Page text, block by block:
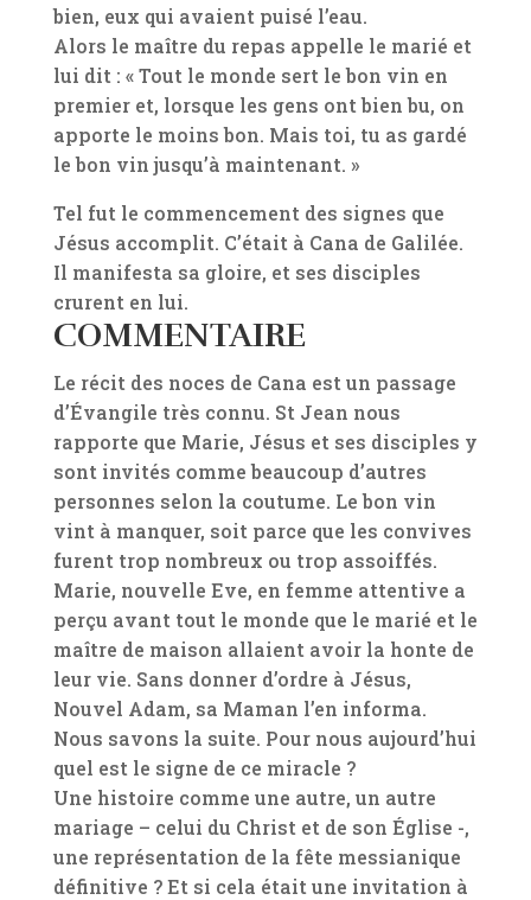
bien, eux qui avaient puisé l’eau.
Alors le maître du repas appelle le marié et
lui dit : « Tout le monde sert le bon vin en
premier et, lorsque les gens ont bien bu, on
apporte le moins bon. Mais toi, tu as gardé
le bon vin jusqu’à maintenant. »
Tel fut le commencement des signes que
Jésus accomplit. C’était à Cana de Galilée.
Il manifesta sa gloire, et ses disciples
crurent en lui.
COMMENTAIRE
Le récit des noces de Cana est un passage
d’Évangile très connu. St Jean nous
rapporte que Marie, Jésus et ses disciples y
sont invités comme beaucoup d’autres
personnes selon la coutume. Le bon vin
vint à manquer, soit parce que les convives
furent trop nombreux ou trop assoiffés.
Marie, nouvelle Eve, en femme attentive a
perçu avant tout le monde que le marié et le
maître de maison allaient avoir la honte de
leur vie. Sans donner d’ordre à Jésus,
Nouvel Adam, sa Maman l’en informa.
Nous savons la suite. Pour nous aujourd’hui
quel est le signe de ce miracle ?
Une histoire comme une autre, un autre
mariage – celui du Christ et de son Église -,
une représentation de la fête messianique
définitive ? Et si cela était une invitation à